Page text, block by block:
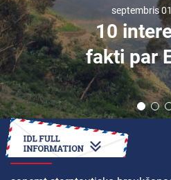
septembris
10
fakti par
KĀ